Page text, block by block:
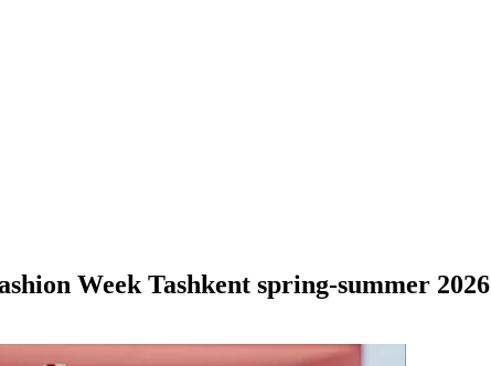
Week Tashkent spring-summer 2026